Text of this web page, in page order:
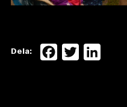
Dela: Facebook
Twitter